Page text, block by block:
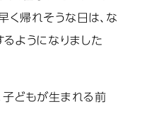
く帰れそうな日は、な
ようになりました
子どもが生まれる前